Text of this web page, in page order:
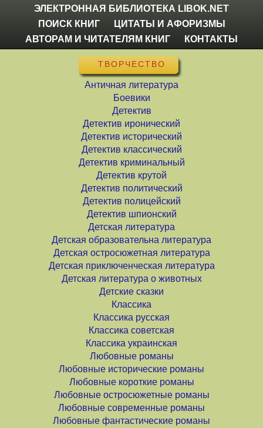
ЭЛЕКТРОННАЯ БИБЛИОТЕКА LIBOK.NET
ПОИСК КНИГ
ЦИТАТЫ И АФОРИЗМЫ
АВТОРАМ И ЧИТАТЕЛЯМ КНИГ
КОНТАКТЫ
ТВОРЧЕСТВО
Античная литература
Боевики
Детектив
Детектив иронический
Детектив исторический
Детектив классический
Детектив криминальный
Детектив крутой
Детектив политический
Детектив полицейский
Детектив шпионский
Детская литература
Детская образовательна литература
Детская остросюжетная литература
Детская приключенческая литература
Детская литература о животных
Детские сказки
Классика
Классика русская
Классика советская
Классика украинская
Любовные романы
Любовные исторические романы
Любовные короткие романы
Любовные остросюжетные романы
Любовные современные романы
Любовные фантастические романы